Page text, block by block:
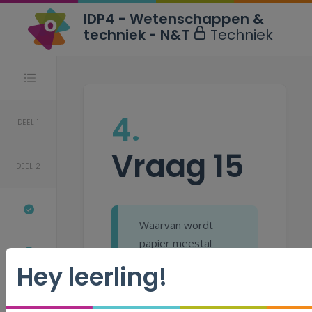
DEEL 1
DEEL 2
4.
Vraag 15
Waarvan wordt
papier meestal
IDP4 - Wetenschappen &
techniek - N&T
Techniek
Hey leerling!